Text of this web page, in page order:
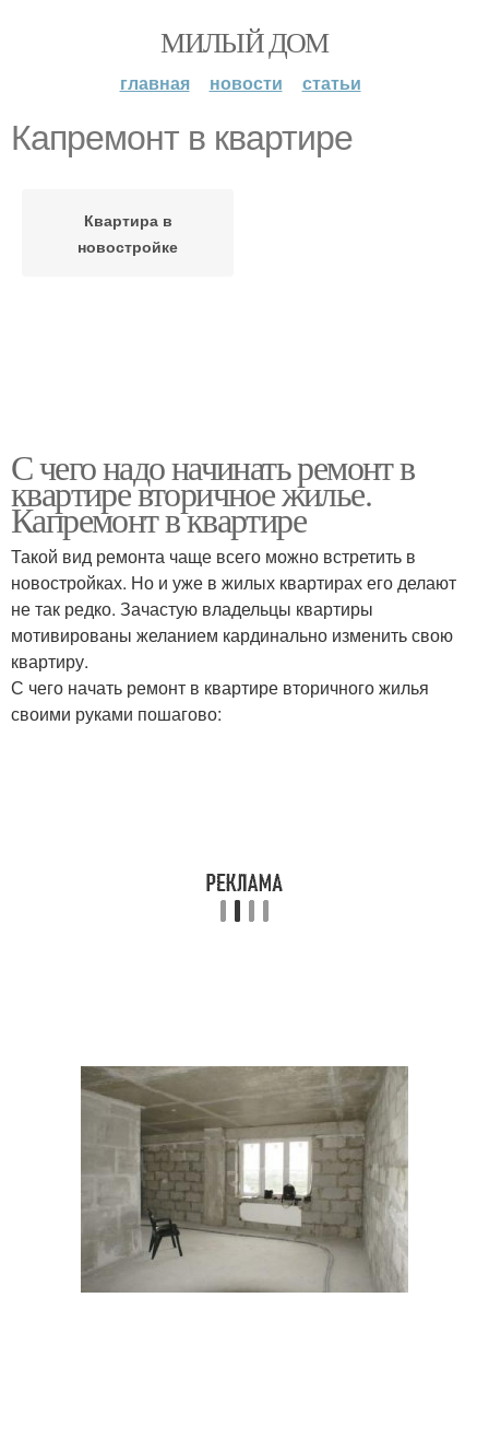
МИЛЫЙ ДОМ
главная новости статьи
Капремонт в квартире
Квартира в
новостройке
С чего надо начинать ремонт в
квартире вторичное жилье.
Капремонт в квартире
Такой вид ремонта чаще всего можно встретить в
новостройках. Но и уже в жилых квартирах его делают
не так редко. Зачастую владельцы квартиры
мотивированы желанием кардинально изменить свою
квартиру.
С чего начать ремонт в квартире вторичного жилья
своими руками пошагово: